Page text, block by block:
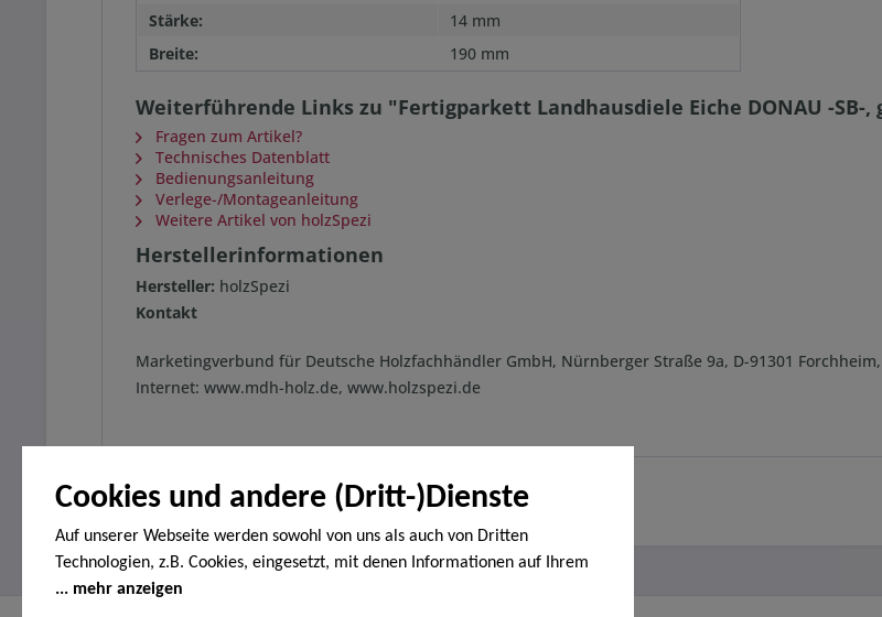
Cookies und andere (Dritt-)Dienste
Auf unserer Webseite werden sowohl von uns als auch von Dritten
Technologien, z.B. Cookies, eingesetzt, mit denen Informationen auf Ihrem
Endgerät gespeichert und/oder von Ihrem Endgerät abgerufen werden. Bei
mehr anzeigen
Stärke:
14 mm
Breite:
190 mm
Weiterführende Links zu "Fertigparkett Landhausdiele Eiche DONAU -
Fragen zum Artikel?
Technisches Datenblatt
Bedienungsanleitung
Verlege-/Montageanleitung
Weitere Artikel von holzSpezi
Herstellerinformationen
Hersteller: holzSpezi
Kontakt
Marketingverbund für Deutsche Holzfachhändler GmbH, Nürnberger Straße 9a, D-91301
Internet: www.mdh-holz.de, www.holzspezi.de